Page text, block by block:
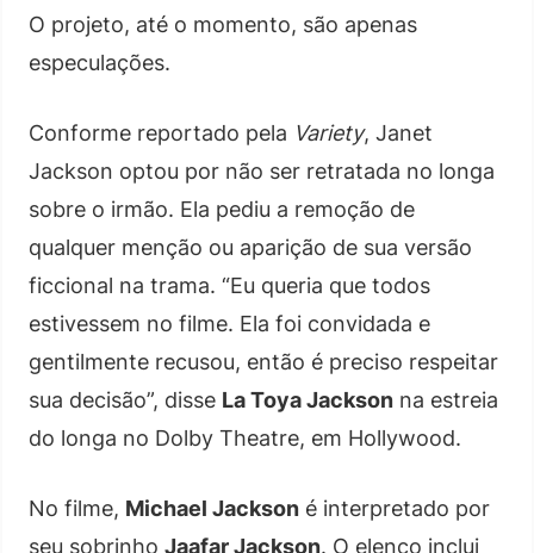
O projeto, até o momento, são apenas
especulações.
Conforme reportado pela Variety, Janet
Jackson optou por não ser retratada no longa
sobre o irmão. Ela pediu a remoção de
qualquer menção ou aparição de sua versão
ficcional na trama. “Eu queria que todos
estivessem no filme. Ela foi convidada e
gentilmente recusou, então é preciso respeitar
sua decisão”, disse La Toya Jackson na estreia
do longa no Dolby Theatre, em Hollywood.
No filme, Michael Jackson é interpretado por
seu sobrinho Jaafar Jackson. O elenco inclui